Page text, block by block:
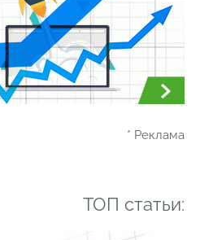
* Реклама
ТОП статьи: